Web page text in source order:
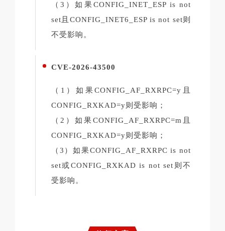
（3）如果CONFIG_INET_ESP is not
set且CONFIG_INET6_ESP is not set则
不受影响。
CVE-2026-43500
（1）如果CONFIG_AF_RXRPC=y且
CONFIG_RXKAD=y则受影响；
（2）如果CONFIG_AF_RXRPC=m且
CONFIG_RXKAD=y则受影响；
（3）如果CONFIG_AF_RXRPC is not
set或CONFIG_RXKAD is not set则不
受影响。